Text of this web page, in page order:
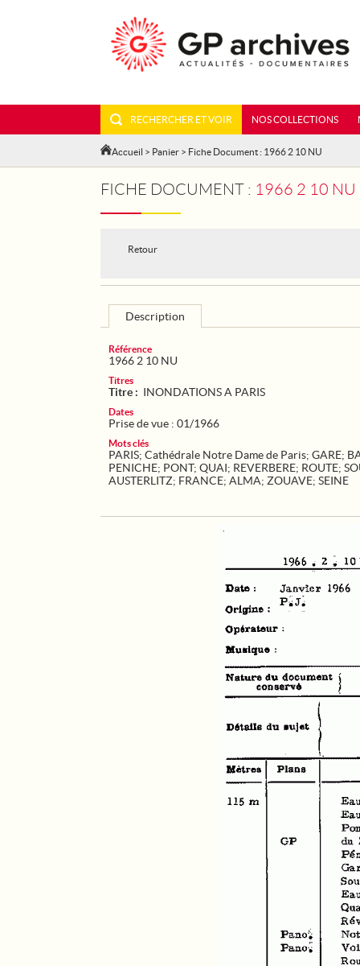
RECHERCHER ET VOIR NOS COLLECTIONS
Accueil > Panier > Fiche Document : 1966 2 10 NU
FICHE DOCUMENT : 1966 2 10 NU
Retour
Description
Référence
1966 2 10 NU
Titres
Titre : INONDATIONS A PARIS
Dates
Prise de vue : 01/1966
Mots clés
PARIS; Cathédrale Notre Dame de Paris; GARE;
PENICHE; PONT; QUAI; REVERBERE; ROUTE;
AUSTERLITZ; FRANCE; ALMA; ZOUAVE; SEINE